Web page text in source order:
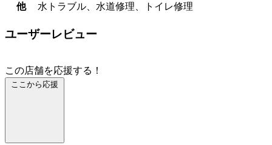
他
水トラブル、水道修理、トイレ修理
ユーザーレビュー
この店舗を応援する！
ここから応援